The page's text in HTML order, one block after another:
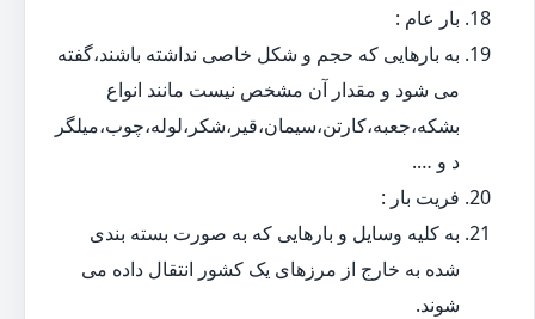
بار عام :
به بارهایی که حجم و شکل خاصی نداشته باشند،گفته
می شود و مقدار آن مشخص نیست مانند انواع
بشکه،جعبه،کارتن،سیمان،قیر،شکر،لوله،چوب،میلگر
د و ….
فریت بار :
به کلیه وسایل و بارهایی که به صورت بسته بندی
شده به خارج از مرزهای یک کشور انتقال داده می
شوند.